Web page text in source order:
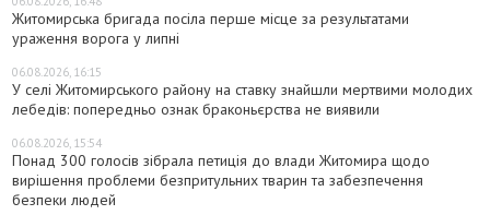
Житомирська бригада посіла перше місце за результатами
ураження ворога у липні
06.08.2026, 16:15
У селі Житомирського району на ставку знайшли мертвими молодих
лебедів: попередньо ознак браконьєрства не виявили
06.08.2026, 15:54
Понад 300 голосів зібрала петиція до влади Житомира щодо
вирішення проблеми безпритульних тварин та забезпечення
безпеки людей